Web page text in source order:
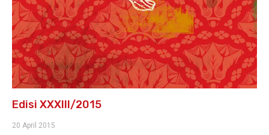
Edisi XXXIII/2015
20 April 2015